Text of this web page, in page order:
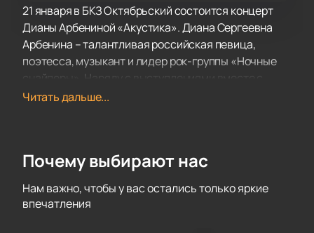
21 января в БКЗ Октябрьский состоится концерт
Дианы Арбениной «Акустика». Диана Сергеевна
Арбенина – талантливая российская певица,
поэтесса, музыкант и лидер рок-группы «Ночные
снайперы». Наряду с выступлениями вместе с
группой, она также регулярно проводит сольные
Каждый год, в декабре, Диана устраивает
участие в различных концертах и акциях, таких как
«Своя колея», организованный в память о
Читать дальше...
Почему выбирают нас
Нам важно, чтобы у вас остались только яркие
впечатления